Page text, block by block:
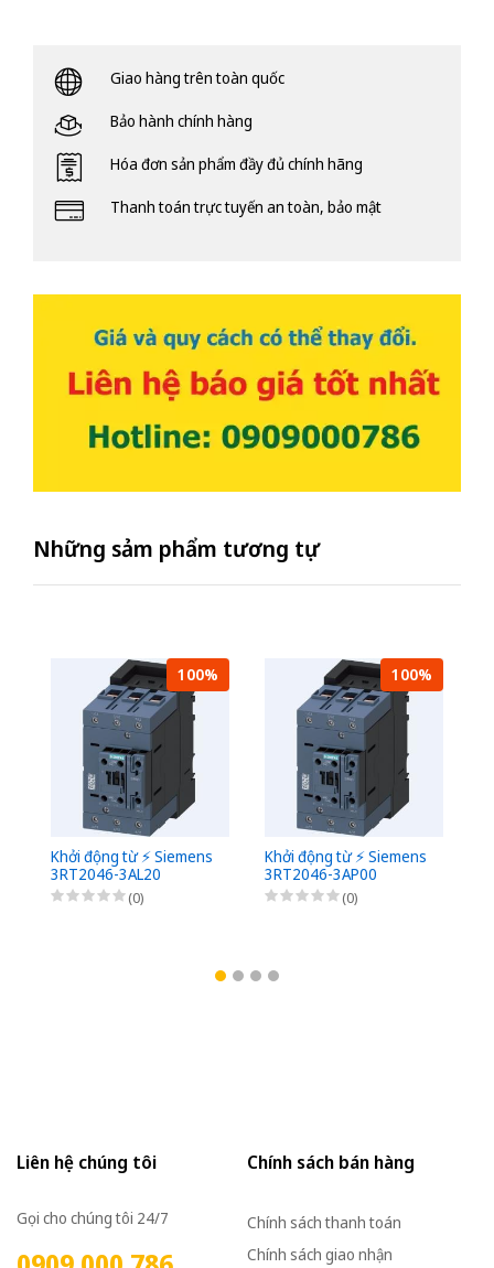
Giao hàng trên toàn quốc
Bảo hành chính hàng
Hóa đơn sản phẩm đầy đủ chính hãng
Thanh toán trực tuyến an toàn, bảo mật
Những sảm phẩm tương tự
100%
Khởi động từ ⚡️ Siemens
3RT2046-3AL20
(0)
100%
Khởi động từ ⚡️ Siemens
3RT2046-3AP00
(0)
Liên hệ chúng tôi
Gọi cho chúng tôi 24/7
Chính sách bán hàng
Chính sách thanh toán
Chính sách giao nhận